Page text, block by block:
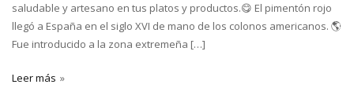
saludable y artesano en tus platos y productos.😋 El pimentón rojo
llegó a España en el siglo XVI de mano de los colonos americanos. 🌎
Fue introducido a la zona extremeña […]
Leer más